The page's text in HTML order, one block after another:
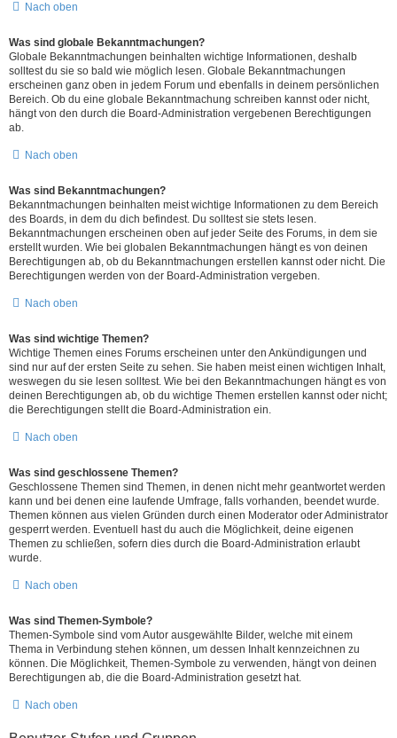
Nach oben
Was sind globale Bekanntmachungen?
Globale Bekanntmachungen beinhalten wichtige Informationen, deshalb
solltest du sie so bald wie möglich lesen. Globale Bekanntmachungen
erscheinen ganz oben in jedem Forum und ebenfalls in deinem persönlichen
Bereich. Ob du eine globale Bekanntmachung schreiben kannst oder nicht,
hängt von den durch die Board-Administration vergebenen Berechtigungen
ab.
Nach oben
Was sind Bekanntmachungen?
Bekanntmachungen beinhalten meist wichtige Informationen zu dem Bereich
des Boards, in dem du dich befindest. Du solltest sie stets lesen.
Bekanntmachungen erscheinen oben auf jeder Seite des Forums, in dem sie
erstellt wurden. Wie bei globalen Bekanntmachungen hängt es von deinen
Berechtigungen ab, ob du Bekanntmachungen erstellen kannst oder nicht. Die
Berechtigungen werden von der Board-Administration vergeben.
Nach oben
Was sind wichtige Themen?
Wichtige Themen eines Forums erscheinen unter den Ankündigungen und
sind nur auf der ersten Seite zu sehen. Sie haben meist einen wichtigen Inhalt,
weswegen du sie lesen solltest. Wie bei den Bekanntmachungen hängt es von
deinen Berechtigungen ab, ob du wichtige Themen erstellen kannst oder nicht;
die Berechtigungen stellt die Board-Administration ein.
Nach oben
Was sind geschlossene Themen?
Geschlossene Themen sind Themen, in denen nicht mehr geantwortet werden
kann und bei denen eine laufende Umfrage, falls vorhanden, beendet wurde.
Themen können aus vielen Gründen durch einen Moderator oder Administrator
gesperrt werden. Eventuell hast du auch die Möglichkeit, deine eigenen
Themen zu schließen, sofern dies durch die Board-Administration erlaubt
wurde.
Nach oben
Was sind Themen-Symbole?
Themen-Symbole sind vom Autor ausgewählte Bilder, welche mit einem
Thema in Verbindung stehen können, um dessen Inhalt kennzeichnen zu
können. Die Möglichkeit, Themen-Symbole zu verwenden, hängt von deinen
Berechtigungen ab, die die Board-Administration gesetzt hat.
Nach oben